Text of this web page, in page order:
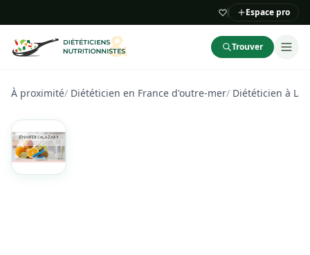
Espace pro
Trouver
À proximité/ Diététicien en France d'outre-mer/ Diététicien à La